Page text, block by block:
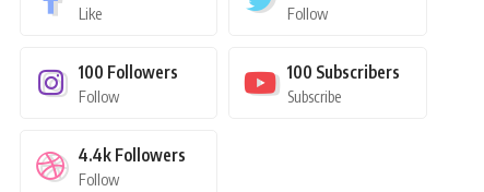
Like Follow
100 Followers
Follow
100 Subscribers
Subscribe
4.4k Followers
Follow